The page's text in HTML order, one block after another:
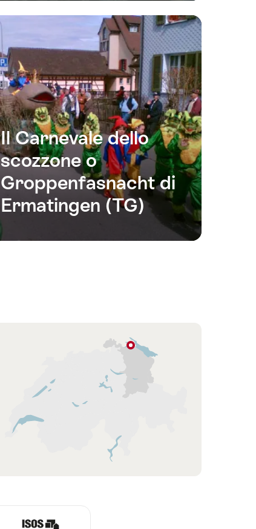
Il Carnevale dello
scozzone o
Groppenfasnacht di
Ermatingen (TG)
Ermatingen
Svizzera